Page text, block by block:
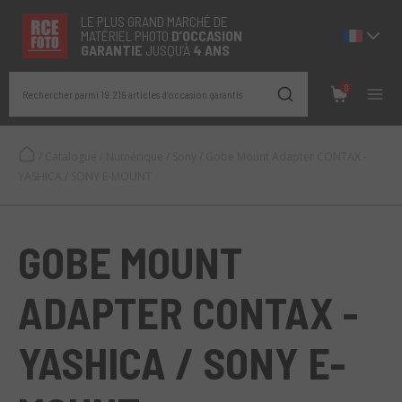
LE PLUS GRAND MARCHÉ DE
MATÉRIEL PHOTO D’OCCASION
GARANTIE JUSQU’À 4 ANS
Rechercher parmi 19.219 articles d’occasion garantis
0
GOBE MOUNT
ADAPTER CONTAX -
YASHICA / SONY E-